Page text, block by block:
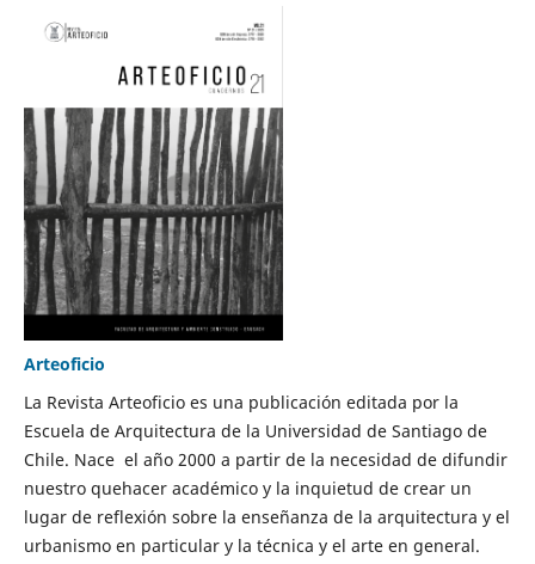
Arteoficio
La Revista Arteoficio es una publicación editada por la
Escuela de Arquitectura de la Universidad de Santiago de
Chile. Nace el año 2000 a partir de la necesidad de difundir
nuestro quehacer académico y la inquietud de crear un
lugar de reflexión sobre la enseñanza de la arquitectura y el
urbanismo en particular y la técnica y el arte en general.